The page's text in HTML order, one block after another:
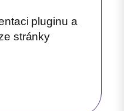
pluginu a
stránky